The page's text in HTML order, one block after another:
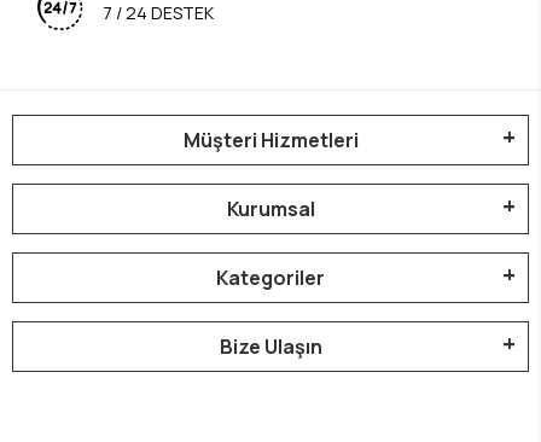
7 / 24 DESTEK
Müşteri Hizmetleri
Kurumsal
Kategoriler
Bize Ulaşın